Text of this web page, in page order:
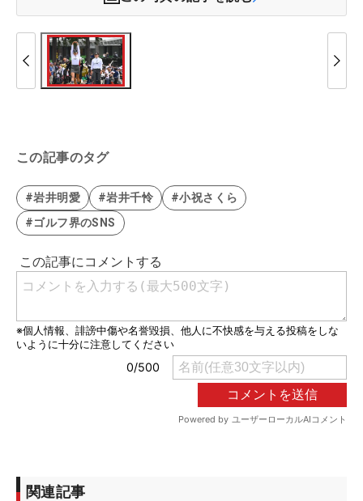
この記事のタグ
#岩井明愛 #岩井千怜
#小祝さくら
#ゴルフ界のSNS
関連記事